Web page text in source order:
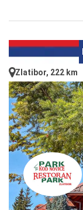
Zlatibor, 222 km